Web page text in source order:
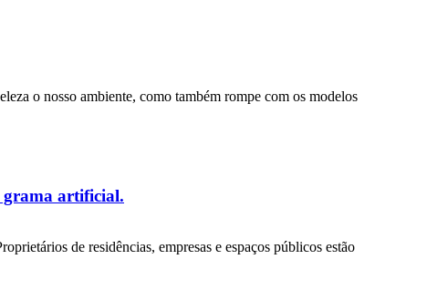
o nosso ambiente, como também rompe com os modelos
grama artificial.
de residências, empresas e espaços públicos estão